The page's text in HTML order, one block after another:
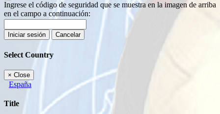
Ingrese el código de seguridad que se muestra en la imagen de arriba
en el campo a continuación:
Iniciar sesión Cancelar
Select Country
× Close
España
Title